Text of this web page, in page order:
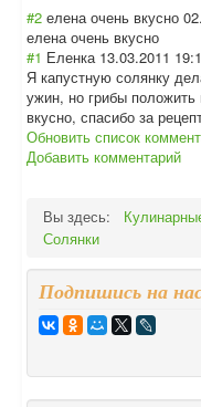
#2 елена очень вкусно
елена очень вкусно
#1 Еленка 13.03.2011
Я капустную солянку
ужин, но грибы
вкусно, спасибо за
Обновить список
Добавить комментарий
Вы здесь:
Солянки
Подпишись на